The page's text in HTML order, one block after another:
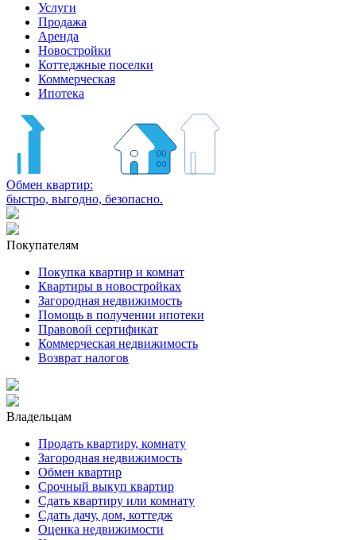
Услуги
Продажа
Аренда
Новостройки
Коттеджные поселки
Коммерческая
Ипотека
Обмен квартир:
быстро, выгодно, безопасно.
Покупателям
Покупка квартир и комнат
Квартиры в новостройках
Загородная недвижимость
Помощь в получении ипотеки
Правовой сертификат
Коммерческая недвижимость
Возврат налогов
Владельцам
Продать квартиру, комнату
Загородная недвижимость
Обмен квартир
Срочный выкуп квартир
Сдать квартиру или комнату
Сдать дачу, дом, коттедж
Оценка недвижимости